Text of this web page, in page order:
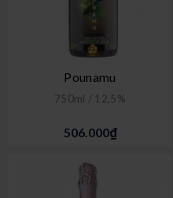
Pounamu
750ml / 12,5%
506.000₫